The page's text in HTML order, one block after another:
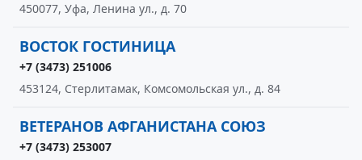
450077, Уфа, Ленина ул., д. 70
ВОСТОК ГОСТИНИЦА
+7 (3473) 251006
453124, Стерлитамак, Комсомольская ул., д. 84
ВЕТЕРАНОВ АФГАНИСТАНА СОЮЗ
+7 (3473) 253007